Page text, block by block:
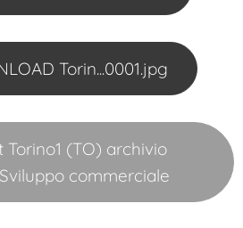
Torin...0001.jpg
Torino1 (TO) archivio
commerciale